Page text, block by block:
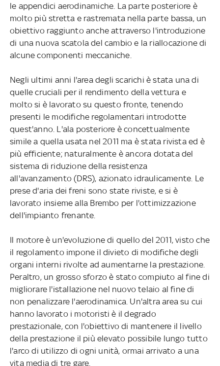
le appendici aerodinamiche. La parte posteriore è
molto più stretta e rastremata nella parte bassa, un
obiettivo raggiunto anche attraverso l'introduzione
di una nuova scatola del cambio e la riallocazione di
alcune componenti meccaniche.
Negli ultimi anni l'area degli scarichi è stata una di
quelle cruciali per il rendimento della vettura e
molto si è lavorato su questo fronte, tenendo
presenti le modifiche regolamentari introdotte
quest'anno. L'ala posteriore è concettualmente
simile a quella usata nel 2011 ma è stata rivista ed è
più efficiente; naturalmente è ancora dotata del
sistema di riduzione della resistenza
all'avanzamento (DRS), azionato idraulicamente. Le
prese d'aria dei freni sono state riviste, e si è
lavorato insieme alla Brembo per l'ottimizzazione
dell'impianto frenante.
Il motore è un'evoluzione di quello del 2011, visto che
il regolamento impone il divieto di modifiche degli
organi interni rivolte ad aumentarne la prestazione.
Peraltro, un grosso sforzo è stato compiuto al fine di
migliorare l'istallazione nel nuovo telaio al fine di
non penalizzare l'aerodinamica. Un'altra area su cui
hanno lavorato i motoristi è il degrado
prestazionale, con l'obiettivo di mantenere il livello
della prestazione il più elevato possibile lungo tutto
l'arco di utilizzo di ogni unità, ormai arrivato a una
vita media di tre gare.